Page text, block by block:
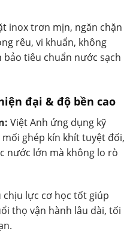
inox trơn mịn, ngăn chặn
rêu, vi khuẩn, không
tiêu chuẩn nước sạch
đại & độ bền cao
Việt Anh ứng dụng kỹ
ghép kín khít tuyệt đối,
nước lớn mà không lo rò
chịu lực cơ học tốt giúp
thọ vận hành lâu dài, tối